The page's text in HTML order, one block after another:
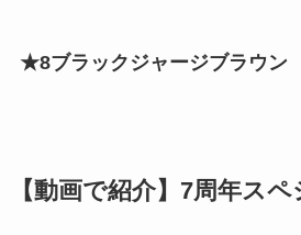
★8ブラックジャージブラウン
【動画で紹介】7周年ス